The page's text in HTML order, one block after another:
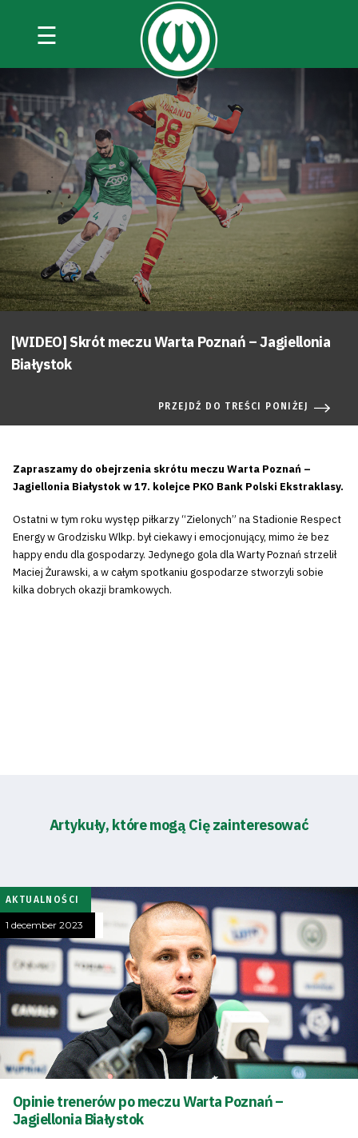
☰
[WIDEO] Skrót meczu Warta Poznań – Jagiellonia
Białystok
PRZEJDŹ DO TREŚCI PONIŻEJ
Zapraszamy do obejrzenia skrótu meczu Warta Poznań –
Jagiellonia Białystok w 17. kolejce PKO Bank Polski Ekstraklasy.
Ostatni w tym roku występ piłkarzy “Zielonych” na Stadionie Respect
Energy w Grodzisku Wlkp. był ciekawy i emocjonujący, mimo że bez
happy endu dla gospodarzy. Jedynego gola dla Warty Poznań strzelił
Maciej Żurawski, a w całym spotkaniu gospodarze stworzyli sobie
kilka dobrych okazji bramkowych.
Artykuły, które mogą Cię zainteresować
AKTUALNOŚCI
1 december 2023
Opinie trenerów po meczu Warta Poznań –
Jagiellonia Białystok